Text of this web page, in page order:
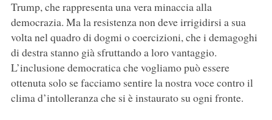
Trump, che rappresenta una vera minaccia alla
democrazia. Ma la resistenza non deve irrigidirsi a sua
volta nel quadro di dogmi o coercizioni, che i demagoghi
di destra stanno già sfruttando a loro vantaggio.
L’inclusione democratica che vogliamo può essere
ottenuta solo se facciamo sentire la nostra voce contro il
clima d’intolleranza che si è instaurato su ogni fronte.